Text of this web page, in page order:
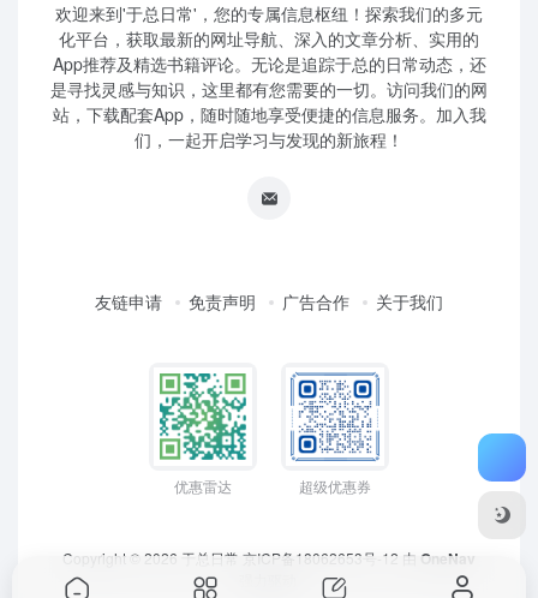
欢迎来到'于总日常'，您的专属信息枢纽！探索我们的多元
化平台，获取最新的网址导航、深入的文章分析、实用的
App推荐及精选书籍评论。无论是追踪于总的日常动态，还
是寻找灵感与知识，这里都有您需要的一切。访问我们的网
站，下载配套App，随时随地享受便捷的信息服务。加入我
们，一起开启学习与发现的新旅程！
友链申请 免责声明 广告合作 关于我们
优惠雷达 超级优惠券
Copyright © 2026 于总日常 京ICP备18062653号-12 由 OneNav